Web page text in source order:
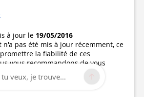
à jour le 19/05/2016
n'a pas été mis à jour récemment, ce
la fiabilité de ces
vous recommandons de vous
prendre toutes les précautions
en êtes l'auteur, vérifiez vos
veux, je trouve...